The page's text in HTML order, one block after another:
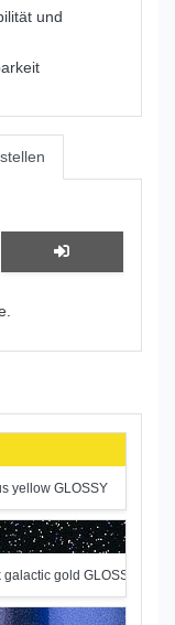
und
yellow GLOSSY
gold GLOSSY